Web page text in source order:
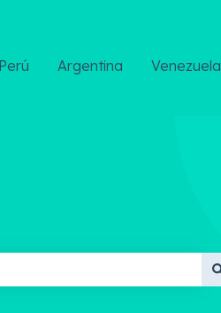
Perú Argentina Venezuela